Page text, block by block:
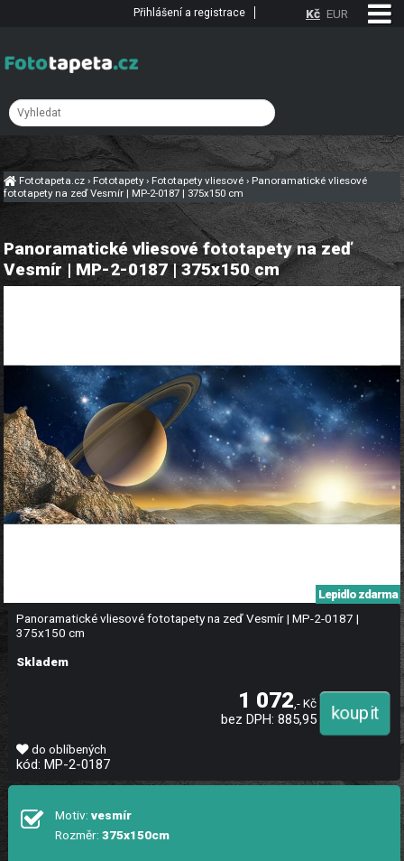
Fototapeta.cz› Fototapety› Fototapety vliesové › Panoramatické vliesové
fototapety na zeď Vesmír | MP-2-0187 | 375x150 cm
Panoramatické vliesové fototapety na zeď
Vesmír | MP-2-0187 | 375x150 cm
Panoramatické vliesové fototapety na zeď Vesmír | MP-2-0187 |
375x150 cm
Lepidlo zdarma
Skladem
1 072,- Kč
bez DPH: 885,95
do oblíbených
kód: MP-2-0187
Motiv: vesmír
Rozměr: 375x150cm
Kč EUR
Přihlášení a registrace